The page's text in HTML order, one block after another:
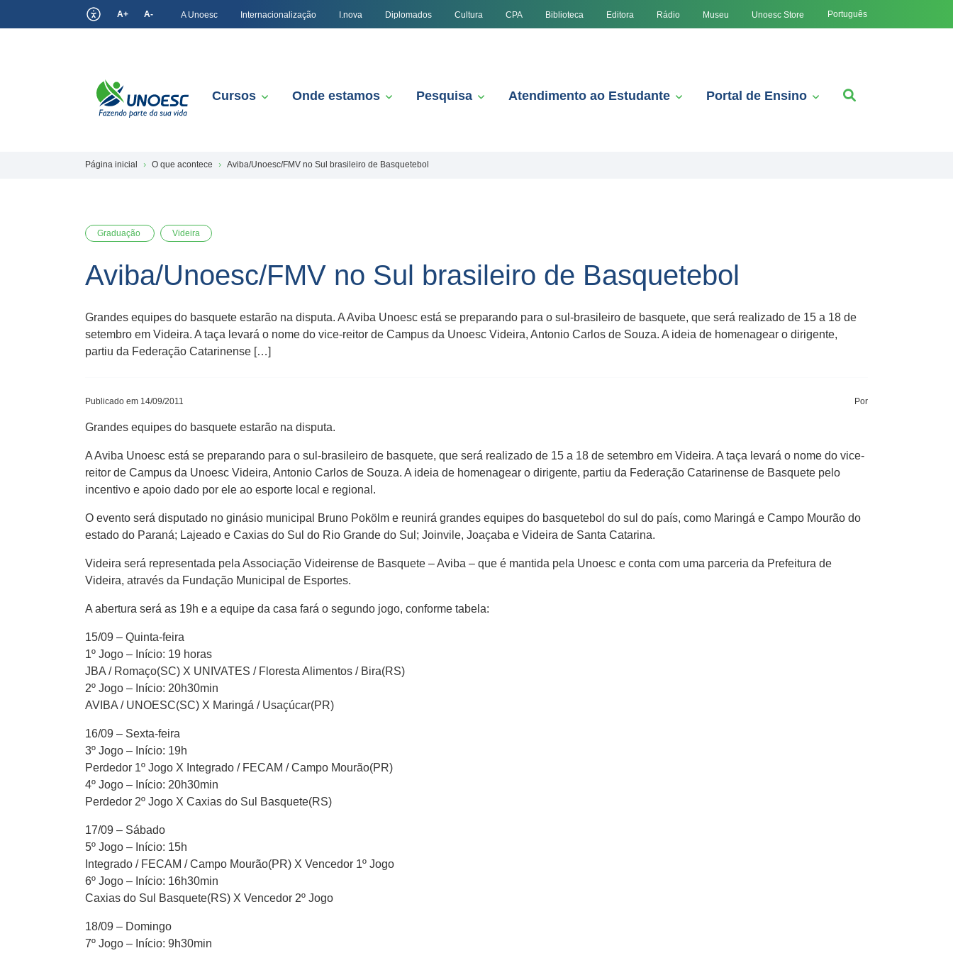
A+ A- A Unoesc Internacionalização I.nova Diplomados Cultura CPA Biblioteca Editora Rádio Museu Unoesc Store Português
Cursos Onde estamos Pesquisa Atendimento ao Estudante Portal de Ensino
Página inicial O que acontece Aviba/Unoesc/FMV no Sul brasileiro de Basquetebol
Graduação Videira
Aviba/Unoesc/FMV no Sul brasileiro de Basquetebol
Grandes equipes do basquete estarão na disputa. A Aviba Unoesc está se preparando para o sul-brasileiro de basquete, que será realizado de 15 a 18 de
setembro em Videira. A taça levará o nome do vice-reitor de Campus da Unoesc Videira, Antonio Carlos de Souza. A ideia de homenagear o dirigente,
partiu da Federação Catarinense […]
Publicado em 14/09/2011 Por
Grandes equipes do basquete estarão na disputa.
A Aviba Unoesc está se preparando para o sul-brasileiro de basquete, que será realizado de 15 a 18 de setembro em Videira. A taça levará o nome do vice-
reitor de Campus da Unoesc Videira, Antonio Carlos de Souza. A ideia de homenagear o dirigente, partiu da Federação Catarinense de Basquete pelo
incentivo e apoio dado por ele ao esporte local e regional.
O evento será disputado no ginásio municipal Bruno Pokölm e reunirá grandes equipes do basquetebol do sul do país, como Maringá e Campo Mourão do
estado do Paraná; Lajeado e Caxias do Sul do Rio Grande do Sul; Joinvile, Joaçaba e Videira de Santa Catarina.
Videira será representada pela Associação Videirense de Basquete – Aviba – que é mantida pela Unoesc e conta com uma parceria da Prefeitura de
Videira, através da Fundação Municipal de Esportes.
A abertura será as 19h e a equipe da casa fará o segundo jogo, conforme tabela:
15/09 – Quinta-feira
1º Jogo – Início: 19 horas
JBA / Romaço(SC) X UNIVATES / Floresta Alimentos / Bira(RS)
2º Jogo – Início: 20h30min
AVIBA / UNOESC(SC) X Maringá / Usaçúcar(PR)
16/09 – Sexta-feira
3º Jogo – Início: 19h
Perdedor 1º Jogo X Integrado / FECAM / Campo Mourão(PR)
4º Jogo – Início: 20h30min
Perdedor 2º Jogo X Caxias do Sul Basquete(RS)
17/09 – Sábado
5º Jogo – Início: 15h
Integrado / FECAM / Campo Mourão(PR) X Vencedor 1º Jogo
6º Jogo – Início: 16h30min
Caxias do Sul Basquete(RS) X Vencedor 2º Jogo
18/09 – Domingo
7º Jogo – Início: 9h30min